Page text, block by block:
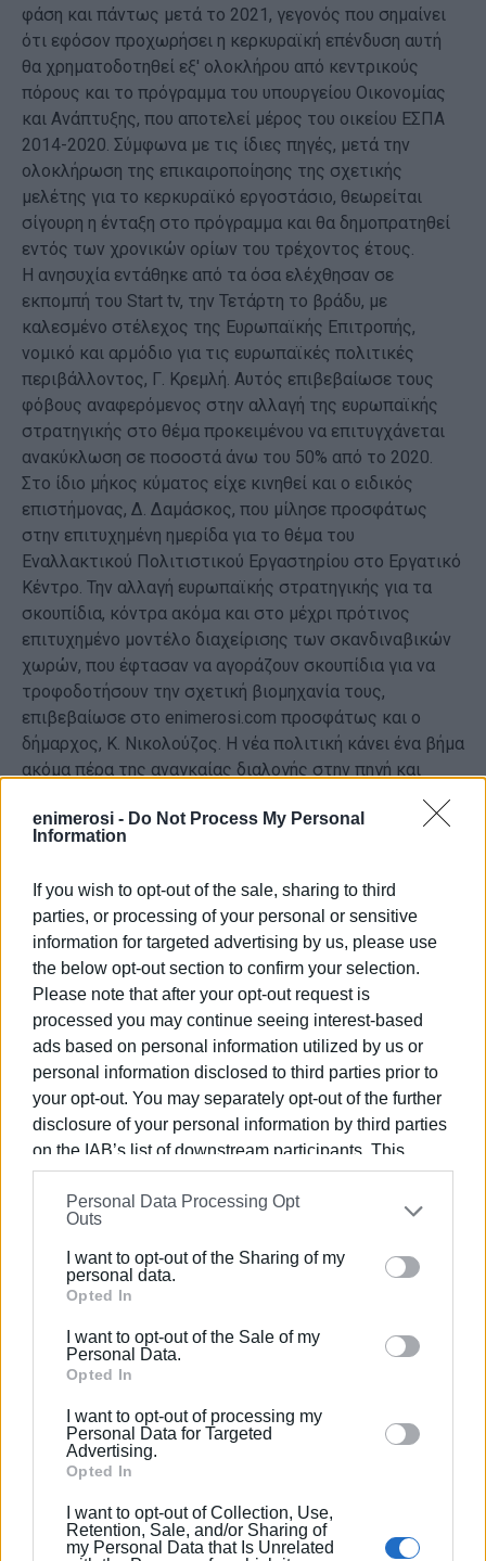
enimerosi - Do Not Process My Personal
Information
If you wish to opt-out of the sale, sharing to third
parties, or processing of your personal or sensitive
information for targeted advertising by us, please use
the below opt-out section to confirm your selection.
Please note that after your opt-out request is
processed you may continue seeing interest-based
ads based on personal information utilized by us or
personal information disclosed to third parties prior to
your opt-out. You may separately opt-out of the further
disclosure of your personal information by third parties
on the IAB’s list of downstream participants. This
information may also be disclosed by us to third parties
on theIAB’s List of Downstream Participants
that may
further disclose it to other third parties.
Please note that this website/app uses one or more
Google services and may gather and store information
behaviour. You may click to grant or deny consent to
Google and its third-party tags to use your data for
section.
Personal Data Processing Opt
Outs
I want to opt-out of the Sharing of my
personal data.
Opted In
I want to opt-out of the Sale of my
Personal Data.
Opted In
I want to opt-out of processing my
Personal Data for Targeted
Advertising.
Opted In
I want to opt-out of Collection, Use,
Retention, Sale, and/or Sharing of
my Personal Data that Is Unrelated
φάση και πάντως μετά το 2021, γεγονός που σημαίνει
ότι εφόσον προχωρήσει η κερκυραϊκή επένδυση αυτή
θα χρηματοδοτηθεί εξ' ολοκλήρου από κεντρικούς
πόρους και το πρόγραμμα του υπουργείου Οικονομίας
και Ανάπτυξης, που αποτελεί μέρος του οικείου ΕΣΠΑ
2014-2020. Σύμφωνα με τις ίδιες πηγές, μετά την
ολοκλήρωση της επικαιροποίησης της σχετικής
μελέτης για το κερκυραϊκό εργοστάσιο, θεωρείται
σίγουρη η ένταξη στο πρόγραμμα και θα δημοπρατηθεί
εντός των χρονικών ορίων του τρέχοντος έτους.
Η ανησυχία εντάθηκε από τα όσα ελέχθησαν σε
εκπομπή του Start tv, την Τετάρτη το βράδυ, με
καλεσμένο στέλεχος της Ευρωπαϊκής Επιτροπής,
νομικό και αρμόδιο για τις ευρωπαϊκές πολιτικές
περιβάλλοντος, Γ. Κρεμλή. Αυτός επιβεβαίωσε τους
φόβους αναφερόμενος στην αλλαγή της ευρωπαϊκής
στρατηγικής στο θέμα προκειμένου να επιτυγχάνεται
ανακύκλωση σε ποσοστά άνω του 50% από το 2020.
Στο ίδιο μήκος κύματος είχε κινηθεί και ο ειδικός
επιστήμονας, Δ. Δαμάσκος, που μίλησε προσφάτως
στην επιτυχημένη ημερίδα για το θέμα του
Εναλλακτικού Πολιτιστικού Εργαστηρίου στο Εργατικό
Κέντρο. Την αλλαγή ευρωπαϊκής στρατηγικής για τα
σκουπίδια, κόντρα ακόμα και στο μέχρι πρότινος
επιτυχημένο μοντέλο διαχείρισης των σκανδιναβικών
χωρών, που έφτασαν να αγοράζουν σκουπίδια για να
τροφοδοτήσουν την σχετική βιομηχανία τους,
επιβεβαίωσε στο enimerosi.com προσφάτως και ο
δήμαρχος, Κ. Νικολούζος. Η νέα πολιτική κάνει ένα βήμα
ακόμα πέρα της αναγκαίας διαλογής στην πηγή και
συγκεκριμένα δέον όπως αποθαρρύνεται η παραγωγή
πλαστικών και συσκευασιών μιας χρήσης ώστε να μην
καταλήγουν σκουπίδια και επιβαρύνουν έτσι τη
Τούτων δοθέντων, είναι φανερό πως θα πρέπει
σύντομα να αναθεωρηθούν οι αποτυχημένοι Σχεδιασμοί
σε Εθνικό και Περιφερειακό επίπεδα. Παραμένει
βεβαίως ένα θεμελιώδες ερώτημα, ακόμα κι αν όλα
-κόντρα στη μέχρι ώρας εμπειρία- πάνε καλά και
σύμφωνα με το χρονοδιάγραμμα, η Κέρκυρα θα έχει ένα
ολοκαίνουργιο εργοστάσιο υποκείμενο όμως στην
παλιά ευρωπαϊκή στρατηγική, την ώρα που θ' αρχίσει να
εφαρμόζεται η καινούργια σ' ολόκληρη την ευρωπαϊκή
Επικράτεια!
Εμφανίσεις: 78
Είναι ο εκδότης - διευθυντής της Ενημέρωσης.
Έχει σπουδάσει και εργαστεί ως μηχανικός και
ηλεκτρονικός. Δημοσιογραφεί από τις αρχές της
δεκαετίας του 1980. Έχει συνεργαστεί με σχεδόν
όλες τις αθηναϊκές εφημερίδες. Διετέλεσε